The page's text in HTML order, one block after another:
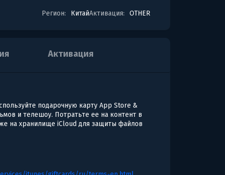
Регион: КитайАктивация: OTHER
Активация
подарочную карту App Store &
и телешоу. Потратьте ее на контент в
на хранилище iCloud для защиты файлов